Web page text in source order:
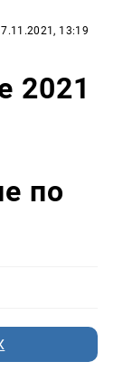
13:19
2021
по